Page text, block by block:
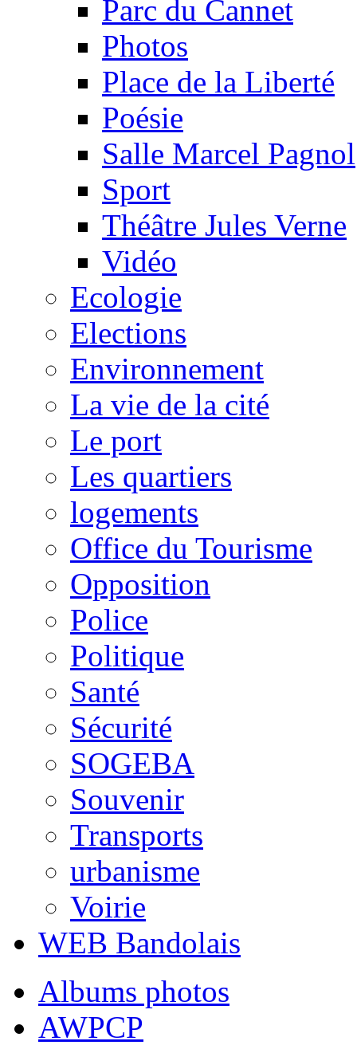
Parc du Cannet
Photos
Place de la Liberté
Poésie
Salle Marcel Pagnol
Sport
Théâtre Jules Verne
Vidéo
Ecologie
Elections
Environnement
La vie de la cité
Le port
Les quartiers
logements
Office du Tourisme
Opposition
Police
Politique
Santé
Sécurité
SOGEBA
Souvenir
Transports
urbanisme
Voirie
WEB Bandolais
Albums photos
AWPCP